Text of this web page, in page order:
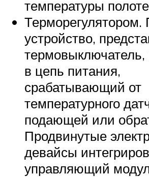
температуры
Терморегулятором.
устройство,
термовыключатель,
в цепь питания,
срабатывающий от
температурного
подающей или
Продвинутые
девайсы
управляющий